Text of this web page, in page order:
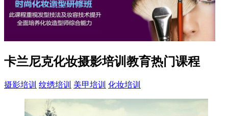
卡兰尼克化妆摄影培训教育热门课程
摄影培训 纹绣培训 美甲培训 化妆培训